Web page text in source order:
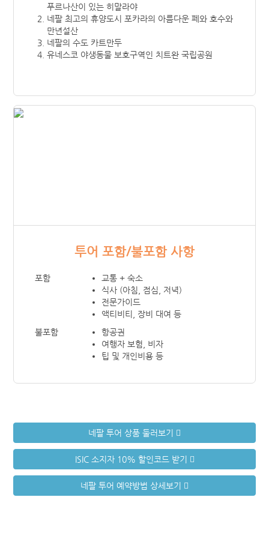
푸르나산이 있는 히말라야
네팔 최고의 휴양도시 포카라의 아름다운 페와 호수와
만년설산
네팔의 수도 카트만두
유네스코 야생동물 보호구역인 치트완 국립공원
투어 포함/불포함 사항
포함
교통 + 숙소
식사 (아침, 점심, 저녁)
전문가이드
액티비티, 장비 대여 등
불포함
항공권
여행자 보험, 비자
팁 및 개인비용 등
네팔 투어 상품 둘러보기
ISIC 소지자 10% 할인코드 받기
네팔 투어 예약방법 상세보기